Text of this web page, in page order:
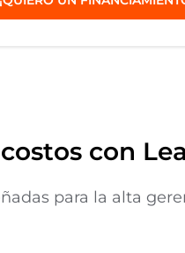
con
para la alta